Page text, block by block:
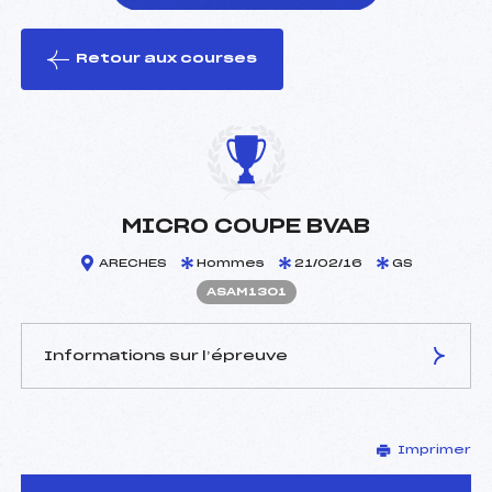
le ski
Retour aux courses
MICRO COUPE BVAB
ARECHES Hommes 21/02/16 GS
ASAM1301
Informations sur l’épreuve
PICCARD TED (SA)
Arbitre :
JAILLET GUY (SA)
Imprimer